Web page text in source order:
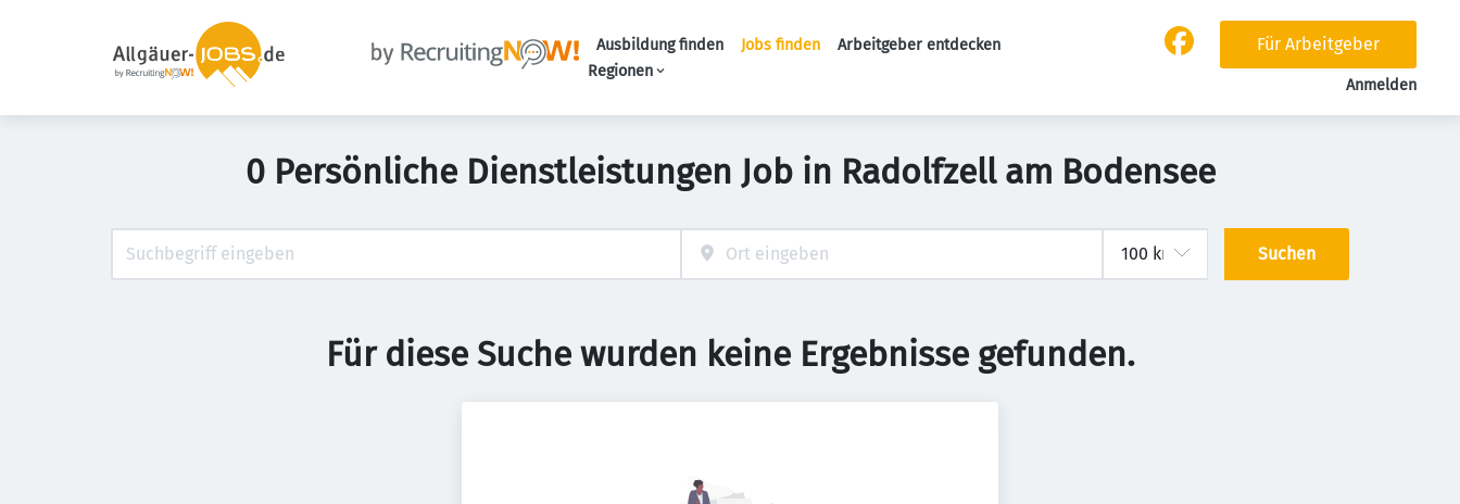
Ausbildung finden Jobs finden
Arbeitgeber entdecken
Regionen
Für Arbeitgeber
Anmelden
0 Persönliche Dienstleistungen Job in Radolfzell am Bodensee
Suchen
Für diese Suche wurden keine Ergebnisse gefunden.